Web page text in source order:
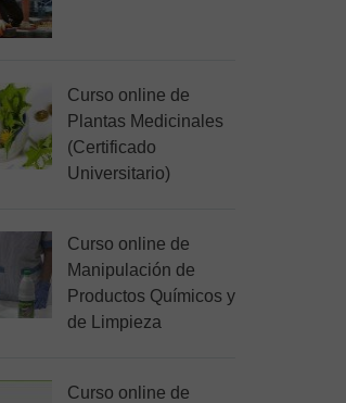
Curso online de
Plantas Medicinales
(Certificado
Universitario)
Curso online de
Manipulación de
Productos Químicos y
de Limpieza
Curso online de